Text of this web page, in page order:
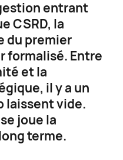
entrant
CSRD, la
du premier
formalisé. Entre
et la
il y a un
laissent vide.
joue la
terme.